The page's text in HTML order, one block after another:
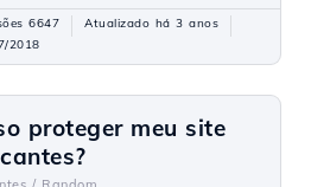
6647
Atualizado há 3 anos
2018
proteger meu site